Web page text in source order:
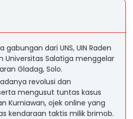
gabungan dari UNS, UIN Raden
Universitas Salatiga menggelar
Gladag, Solo.
revolusi dan
mengusut tuntas kasus
Kurniawan, ojek online yang
kendaraan taktis milik brimob.